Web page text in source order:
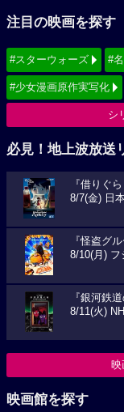
注目の映画を探す
#スターウォーズ #
#少女漫画原作実写化
シ
必見！地上波放送
『借りぐ
8/7(金) 日
『怪盗グ
8/10(月) フ
『銀河鉄道
8/11(火)
映
映画館を探す